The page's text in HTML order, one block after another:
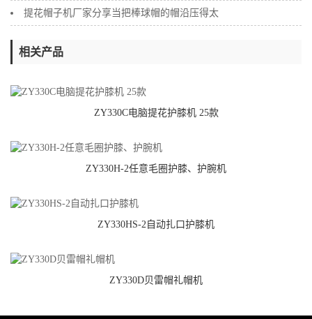
提花帽子机厂家分享当把棒球帽的帽沿压得太
相关产品
ZY330C电脑提花护膝机 25款
ZY330H-2任意毛圈护膝、护腕机
ZY330HS-2自动扎口护膝机
ZY330D贝雷帽礼帽机